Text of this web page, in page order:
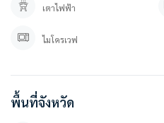
เตาไฟฟ้า
ไมโครเวฟ
พื้นที่จังหวัด